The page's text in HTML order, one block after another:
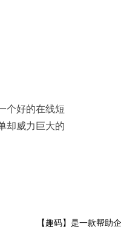
个好的在线短
却威力巨大的
【趣码】是一款帮助